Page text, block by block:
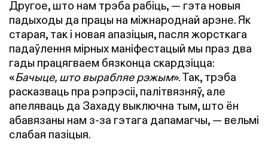
Другое, што нам трэба рабіць, — гэта новыя
падыходы да працы на міжнароднай арэне. Як
старая, так і новая апазіцыя, пасля жорсткага
падаўлення мірных маніфестацый мы праз два
гады працягваем бязконца скардзіцца:
«Бачыце, што вырабляе рэжым». Так, трэба
расказваць пра рэпрэсіі, палітвязняў, але
апеляваць да Захаду выключна тым, што ён
абавязаны нам з-за гэтага дапамагчы, — вельмі
слабая пазіцыя.